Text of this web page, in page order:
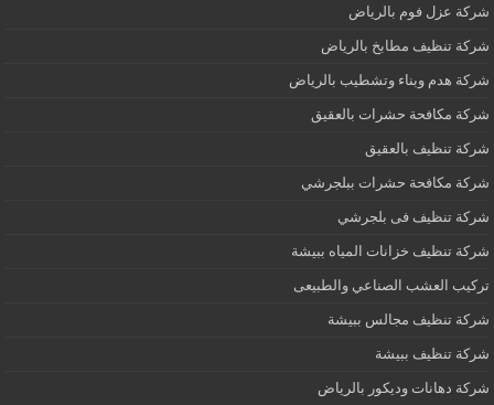
شركة عزل فوم بالرياض
شركة تنظيف مطابخ بالرياض
شركة هدم وبناء وتشطيب بالرياض
شركة مكافحة حشرات بالعقيق
شركة تنظيف بالعقيق
شركة مكافحة حشرات ببلجرشي
شركة تنظيف فى بلجرشي
شركة تنظيف خزانات المياه ببيشة
تركيب العشب الصناعي والطبيعى
شركة تنظيف مجالس ببيشة
شركة تنظيف ببيشة
شركة دهانات وديكور بالرياض